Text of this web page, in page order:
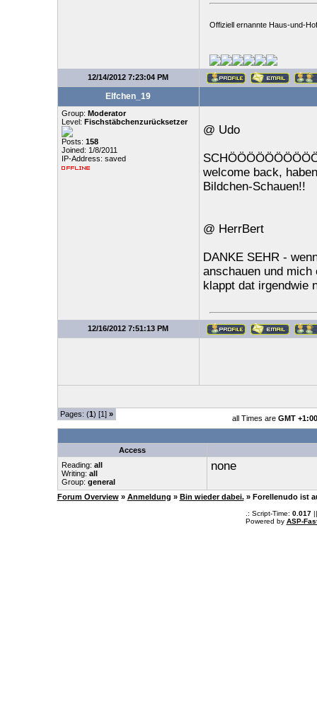
Offiziell ernannte Haus-und-
12/14/2012 7:23:04 PM
Elfchen_19
Group: Moderator
Level: Fischstäbchenzurücksetzer
Posts: 158
Joined: 1/8/2011
IP-Address: saved
@ Udo
welcome back,
Bildchen-Schauen!!
@ HerrBert
DANKE SEHR -
anschauen und mich
klappt dat irgendwie
12/16/2012 7:51:13 PM
Pages: (1) [1] » all Times are GMT +1:00
Access
Reading: all
Writing: all
Group: general
none
Forum Overview » Anmeldung » Bin wieder dabei. » Forellenudo ist
.: Script-Time: 0.017||
Powered by ASP-